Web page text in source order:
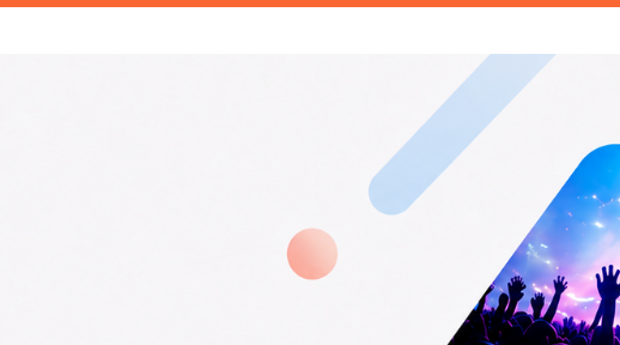
｜旬の情報や話題の商品をお届けし
旬のトレンドをご紹介しています。みなさんが検索することこそトレンド